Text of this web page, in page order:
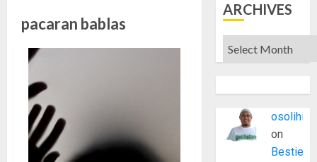
pacaran bablas
ARCHIVES
Archives
osolihin
on
Bestie